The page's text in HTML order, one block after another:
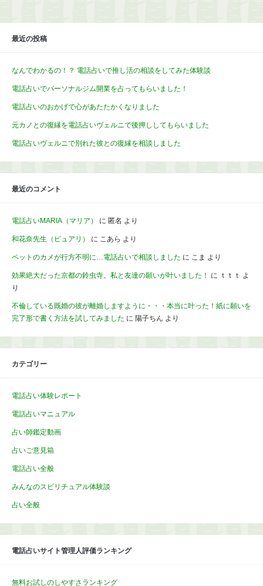
最近の投稿
なんでわかるの！？ 電話占いで推し活の相談をしてみた体験談
電話占いでパーソナルジム開業を占ってもらいました！
電話占いのおかげで心があたたかくなりました
元カノとの復縁を電話占いヴェルニで後押ししてもらいました
電話占いヴェルニで別れた彼との復縁を相談しました
最近のコメント
電話占いMARIA（マリア） に 匿名 より
和花奈先生（ピュアリ） に こあら より
ペットのカメが行方不明に…電話占いで相談しました に こま より
効果絶大だった京都の鈴虫寺。私と友達の願いが叶いました！ に ｔｔｔ よ
り
不倫している既婚の彼が離婚しますように・・・本当に叶った！紙に願いを
完了形で書く方法を試してみました に 陽子ちん より
カテゴリー
電話占い体験レポート
電話占いマニュアル
占い師鑑定動画
占いご意見箱
電話占い全般
みんなのスピリチュアル体験談
占い全般
電話占いサイト管理人評価ランキング
無料お試しのしやすさランキング